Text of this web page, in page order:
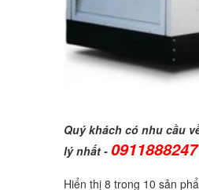
Quý khách có nhu cầu
lý nhất - 0911888247
Hiển thị 8 trong 10 sản